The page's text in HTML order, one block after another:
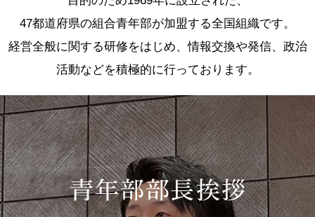
47都道府県の組合青年部が加盟する全国組織です。
経営全般に関する研修をはじめ、情報交換や発信、政治
活動などを積極的に行っております。